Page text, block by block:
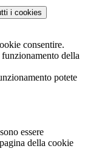
i cookies
consentire.
della
potete
essere
della cookie